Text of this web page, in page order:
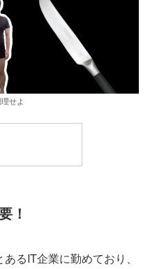
せよ
！
るIT企業に勤めており、